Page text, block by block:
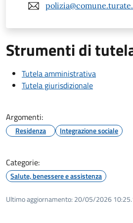
Strumenti di
Tutela amministrativa
Tutela giurisdizionale
Argomenti:
Residenza Integrazione sociale
Categorie:
Salute, benessere e assistenza
Ultimo aggiornamento: 20/05/2026